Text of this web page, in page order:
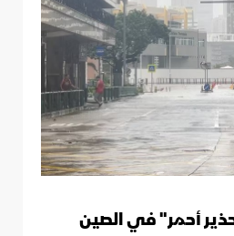
أحمر" في الصين